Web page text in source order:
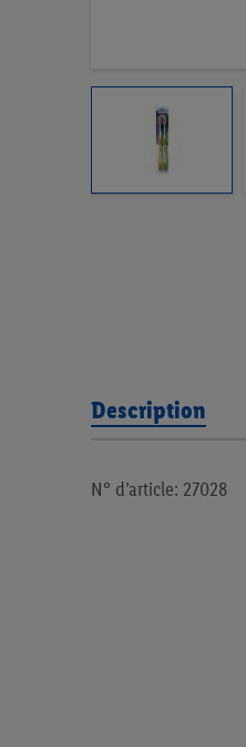
Description
N° d’article: 27028